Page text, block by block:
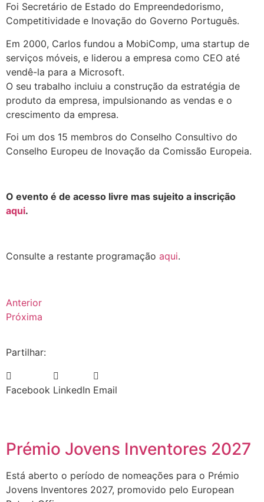
Foi Secretário de Estado do Empreendedorismo,
Competitividade e Inovação do Governo Português.
Em 2000, Carlos fundou a MobiComp, uma startup de
serviços móveis, e liderou a empresa como CEO até
vendê-la para a Microsoft.
O seu trabalho incluiu a construção da estratégia de
produto da empresa, impulsionando as vendas e o
crescimento da empresa.
Foi um dos 15 membros do Conselho Consultivo do
Conselho Europeu de Inovação da Comissão Europeia.
O evento é de acesso livre mas sujeito a inscrição
aqui.
Consulte a restante programação aqui.
Anterior
Próxima
Partilhar:
Facebook LinkedIn Email
Prémio Jovens Inventores 2027
Está aberto o período de nomeações para o Prémio
Jovens Inventores 2027, promovido pelo European